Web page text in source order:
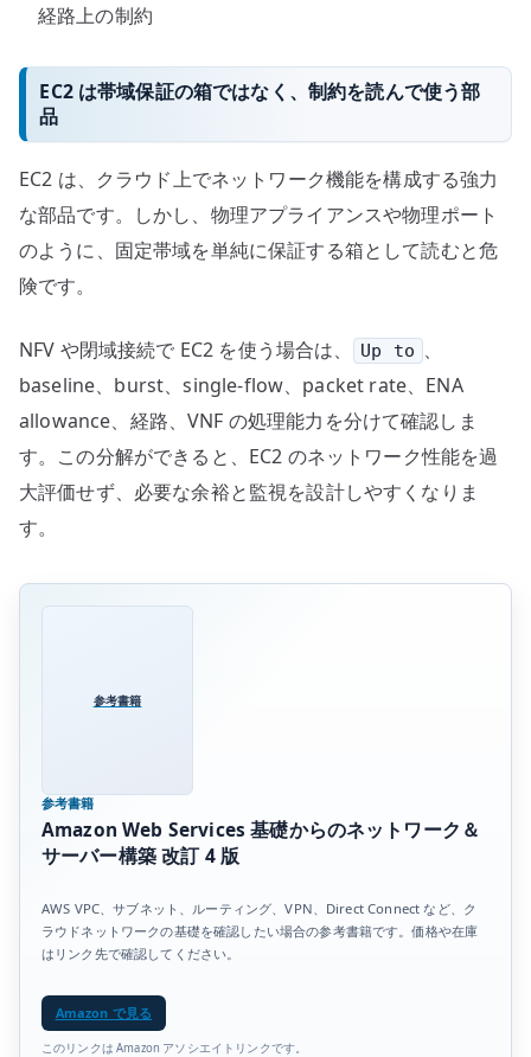
経路上の制約
EC2 は帯域保証の箱ではなく、制約を読んで使う部
品
EC2 は、クラウド上でネットワーク機能を構成する強力
な部品です。しかし、物理アプライアンスや物理ポート
のように、固定帯域を単純に保証する箱として読むと危
険です。
NFV や閉域接続で EC2 を使う場合は、 Up to 、
baseline、burst、single-flow、packet rate、ENA
allowance、経路、VNF の処理能力を分けて確認しま
す。この分解ができると、EC2 のネットワーク性能を過
大評価せず、必要な余裕と監視を設計しやすくなりま
す。
参考書籍
参考書籍
Amazon Web Services 基礎からのネットワーク＆
サーバー構築 改訂 4 版
AWS VPC、サブネット、ルーティング、VPN、Direct Connect など、ク
ラウドネットワークの基礎を確認したい場合の参考書籍です。価格や在庫
はリンク先で確認してください。
Amazon で見る
このリンクは Amazon アソシエイトリンクです。